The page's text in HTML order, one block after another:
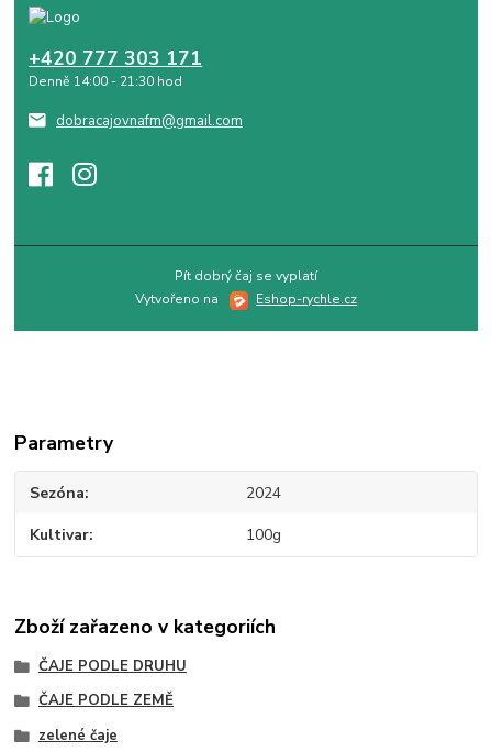
+420 777 303 171
Denně 14:00 - 21:30 hod
dobracajovnafm@gmail.com
Pít dobrý čaj se vyplatí
Vytvořeno na
Eshop-rychle.cz
Parametry
Sezóna 2024
Kultivar 100g
Zboží zařazeno v kategoriích
ČAJE PODLE DRUHU
ČAJE PODLE ZEMĚ
zelené čaje